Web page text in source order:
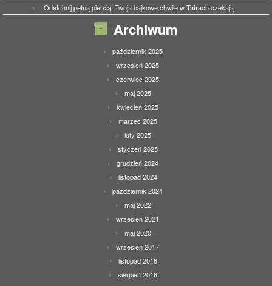
Odetchnij pełną piersią! Twoja bajkowe chwile w Tatrach czekają
Archiwum
październik 2025
wrzesień 2025
czerwiec 2025
maj 2025
kwiecień 2025
marzec 2025
luty 2025
styczeń 2025
grudzień 2024
listopad 2024
październik 2024
maj 2022
wrzesień 2021
maj 2020
wrzesień 2017
listopad 2016
sierpień 2016